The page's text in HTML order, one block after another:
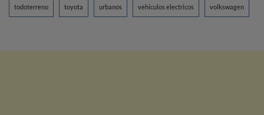
todoterreno toyota urbanos vehiculos electricos volkswagen